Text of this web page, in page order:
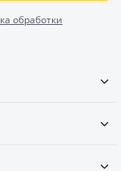
обработки